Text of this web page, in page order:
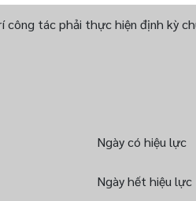
tác phải thực hiện định kỳ
Ngày có hiệu lực
Ngày hết hiệu lực